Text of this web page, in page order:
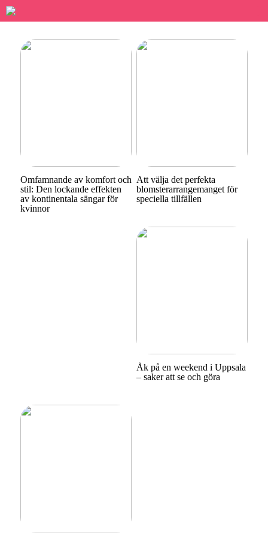
Omfamnande av komfort och
stil: Den lockande effekten
av kontinentala sängar för
kvinnor
Att välja det perfekta
blomsterarrangemanget för
speciella tillfällen
Åk på en weekend i Uppsala
– saker att se och göra